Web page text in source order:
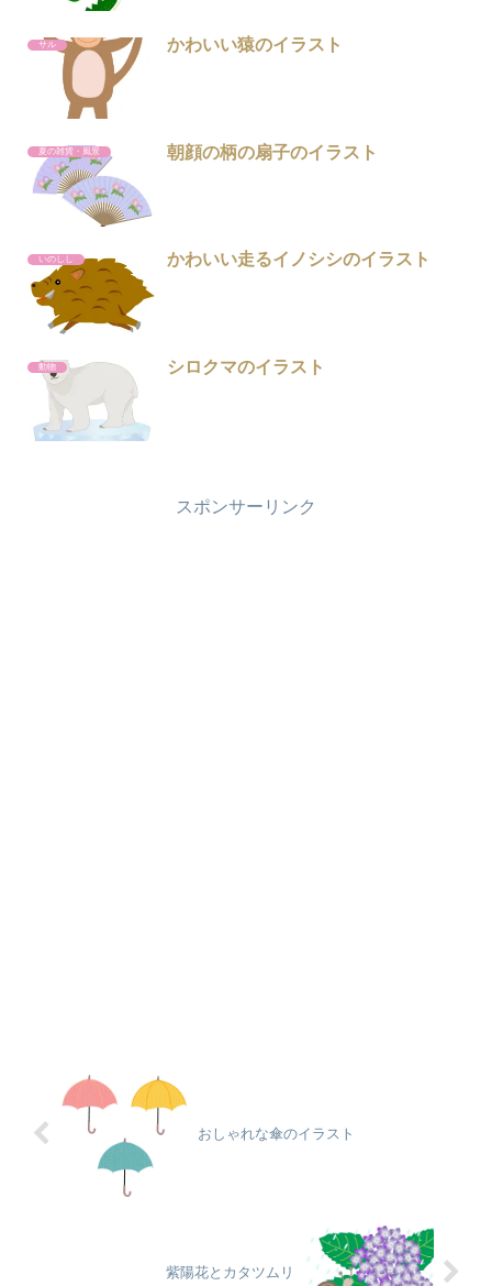
サル かわいい猿のイラスト
夏の雑貨・風景 朝顔の柄の扇子のイラスト
いのしし かわいい走るイノシシのイラスト
動物 シロクマのイラスト
スポンサーリンク
おしゃれな傘のイラスト
紫陽花とカタツムリ